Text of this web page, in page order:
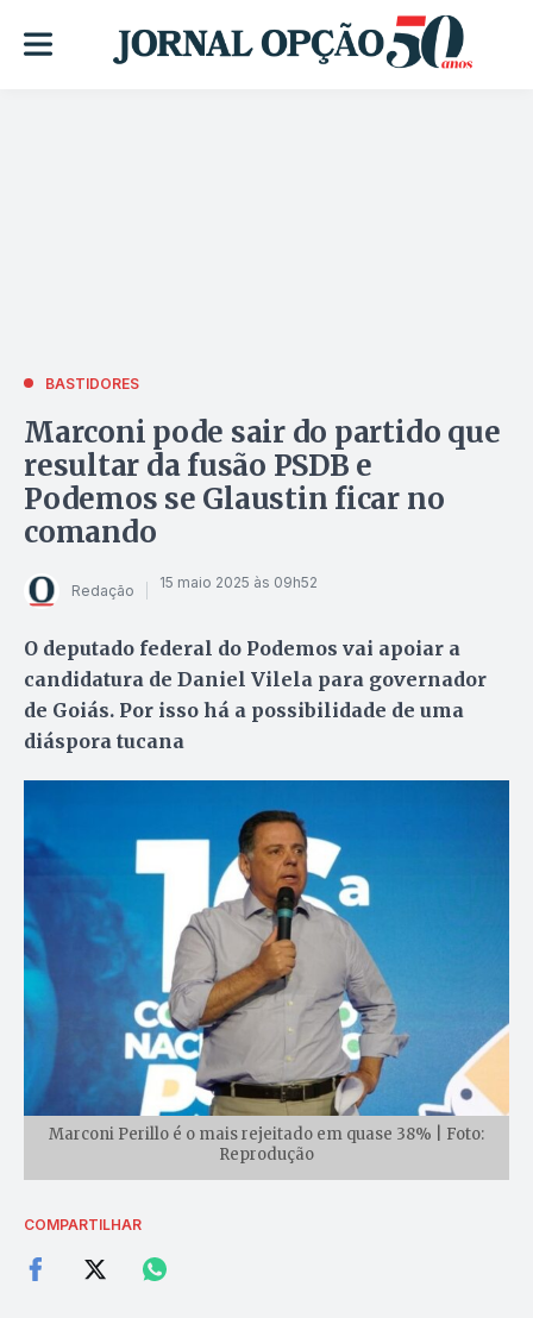
BASTIDORES
Marconi pode sair do partido que
resultar da fusão PSDB e
Podemos se Glaustin ficar no
comando
Redação 15 maio 2025 às 09h52
O deputado federal do Podemos vai apoiar a
candidatura de Daniel Vilela para governador
de Goiás. Por isso há a possibilidade de uma
diáspora tucana
Marconi Perillo é o mais rejeitado em quase 38% | Foto:
Reprodução
COMPARTILHAR